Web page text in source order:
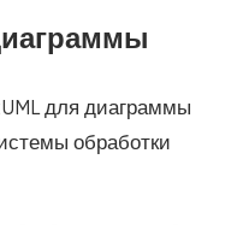
для диаграммы
обработки